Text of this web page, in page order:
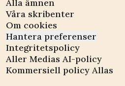
Alla ämnen
Våra skribenter
Om cookies
Hantera preferenser
Integritetspolicy
Aller Medias AI-policy
Kommersiell policy Allas